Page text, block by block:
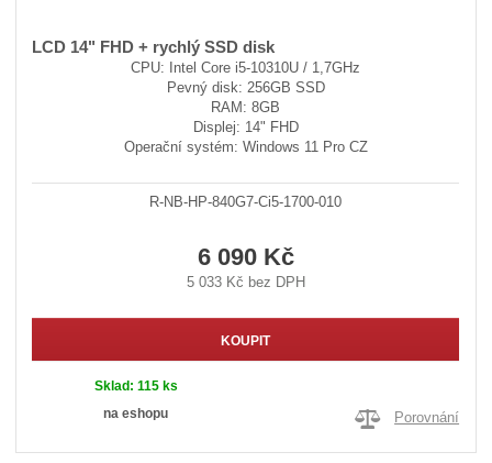
LCD 14" FHD + rychlý SSD disk
CPU: Intel Core i5-10310U / 1,7GHz
Pevný disk: 256GB SSD
RAM: 8GB
Displej: 14" FHD
Operační systém: Windows 11 Pro CZ
R-NB-HP-840G7-Ci5-1700-010
6 090 Kč
5 033 Kč bez DPH
KOUPIT
Sklad: 115 ks
na eshopu
Porovnání